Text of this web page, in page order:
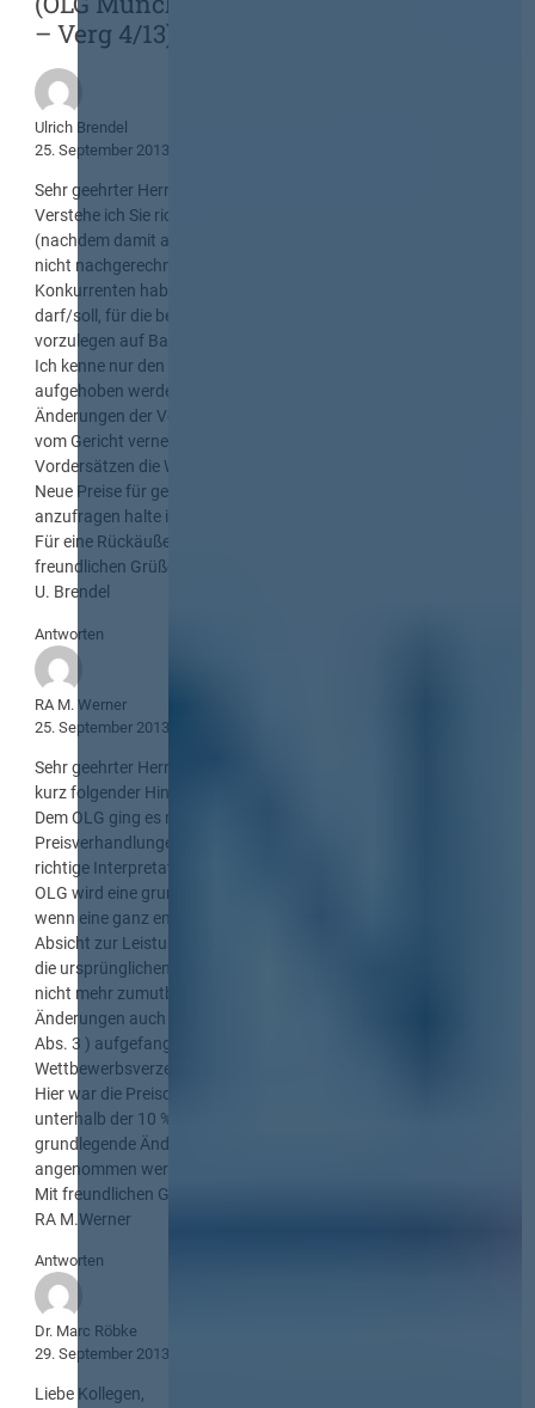
– Verg 4/13)“
Ulrich Brendel
25. September 2013
Sehr geehrter Herr Werner!
Verstehe ich Sie richtig, dass derAG nach der Submission
(nachdem damit alle Bieter Kenntnis vom submittierten (noch
nicht nachgerechneten, geprüften) Gesamtergebnis aller
Konkurrenten haben – hier VOB) die Bieter auffordern
darf/soll, für die betreffenden Positionen neue Einheitspreise
vorzulegen auf Basis der neuen Mengenvordersätze?
Ich kenne nur den Fall, dass die Ausschreibung dann ggfs.
aufgehoben werden kann, wenn es sich um grundlegende
Änderungen der Vergabeunterlagen handelt (hier wohl später
vom Gericht verneint) oder aber der AG mit den fehlrhaften
Vordersätzen die Wertung durchführen muss.
Neue Preise für geänderte Vordersätze bei allen Bietern
anzufragen halte ich für unzulässige Preisverhandlungen.
Für eine Rückäußerung wäre ich dankbar und verbleibe mit
freundlichen Grüßen
U. Brendel
Antworten
RA M. Werner
25. September 2013
Sehr geehrter Herr Brendel,
kurz folgender Hinweis:
Dem OLG ging es nicht darum, hier unzulässigen
Preisverhandlungen Tür und Tor zu öffnen,sondern um die
richtige Interpretation des § 17 EG Abs. 1 Nr. 2 VOB/A. Nach
OLG wird eine grundlegende Änderung dann angenommen,
wenn eine ganz entscheidende Abänderung der bisherigen
Absicht zur Leistungserbringung erforderlich wird oder wenn
die ursprünglichen Leistungesanforderungen für AG und Bieter
nicht mehr zumutbar sind ( vgl. WGG ) und die notwendigen
Änderungen auch nicht mit den Regelungen der VOB/B ( § 2
Abs. 3 ) aufgefangen werden können, ohne dass dadurch eine
Wettbewerbsverzerrung eintritt.
Hier war die Preisdifferenz von so untergeordneter Bedeutung (
unterhalb der 10 % des § 2 Abs. 3 VOB/B ), daß eine
grundlegende Änderung der Vergabeunterlagen nicht
angenommen werden kann.
Mit freundlichen Grüßen
RA M.Werner
Antworten
Dr. Marc Röbke
29. September 2013
Liebe Kollegen,